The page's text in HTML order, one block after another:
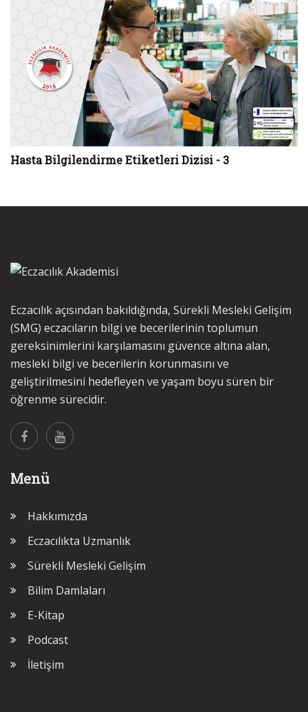
Hasta Bilgilendirme Etiketleri Dizisi - 3
Eczacılık açısından bakıldığında, Sürekli Mesleki Gelişim
(SMG) eczacıların bilgi ve becerilerinin toplumun
gereksinimlerini karşılamasını güvence altına alan,
mesleki bilgi ve becerilerin korunmasını ve
geliştirilmesini hedefleyen ve yaşam boyu süren bir
öğrenme sürecidir.
Menü
Hakkımızda
Eczacılıkta Uzmanlık
Sürekli Mesleki Gelişim
Bilim Damlaları
E-Kitap
Podcast
İletişim